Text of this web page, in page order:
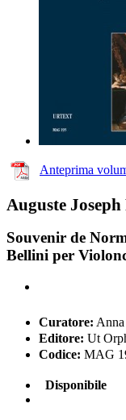
Anteprima
Auguste
Souvenir de
Bellini per
Curatore: Anna
Editore: Ut
Codice: MAG
Disponibile